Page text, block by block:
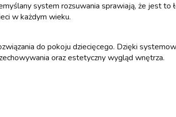
system rozsuwania sprawiają, że jest to
w każdym wieku.
do pokoju dziecięcego. Dzięki
oraz estetyczny wygląd wnętrza.